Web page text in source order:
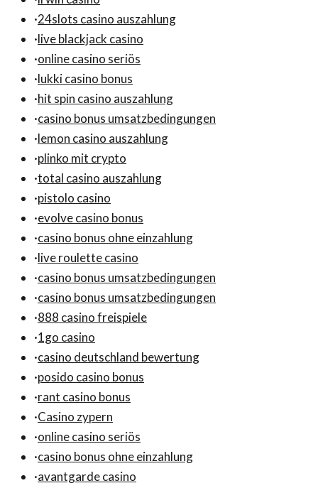
·24slots casino auszahlung
·live blackjack casino
·online casino seriös
·lukki casino bonus
·hit spin casino auszahlung
·casino bonus umsatzbedingungen
·lemon casino auszahlung
·plinko mit crypto
·total casino auszahlung
·pistolo casino
·evolve casino bonus
·casino bonus ohne einzahlung
·live roulette casino
·casino bonus umsatzbedingungen
·casino bonus umsatzbedingungen
·888 casino freispiele
·1go casino
·casino deutschland bewertung
·posido casino bonus
·rant casino bonus
·Casino zypern
·online casino seriös
·casino bonus ohne einzahlung
·avantgarde casino